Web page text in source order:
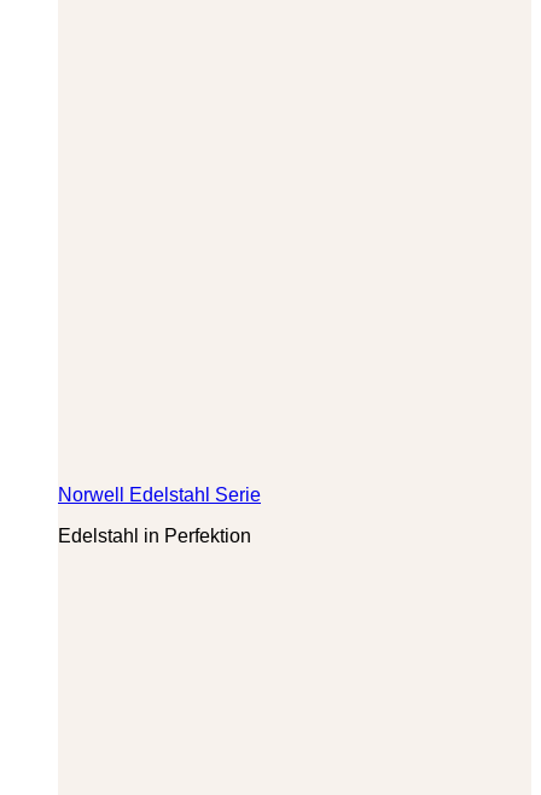
Norwell Edelstahl Serie
Edelstahl in Perfektion